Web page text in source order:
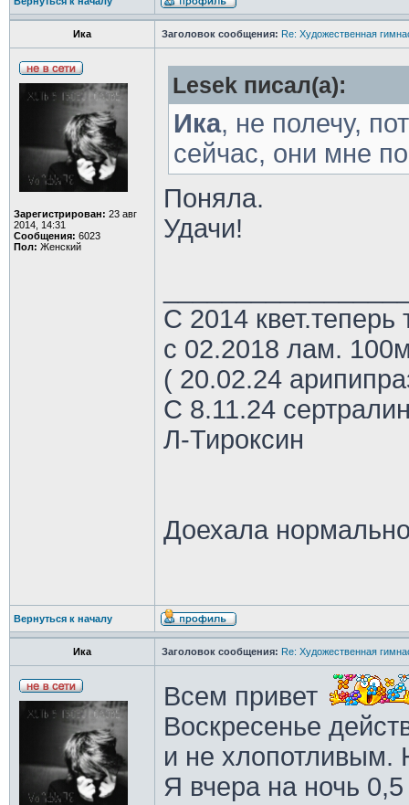
Ика Заголовок сообщения: Re: Художественная
Зарегистрирован: 23 авг
2014, 14:31
Сообщения: 6023
Пол: Женский
Lesek писал(а):
Ика, не полечу,
сейчас, они мне
Поняла.
Удачи!
С 2014 квет.теперь
с 02.2018 лам.
( 20.02.24
С 8.11.24
Л-Тироксин
Доехала
Вернуться к началу
Ика Заголовок сообщения: Re: Художественная
Всем привет
Воскресенье
и не хлопотливым.
Я вчера на ночь